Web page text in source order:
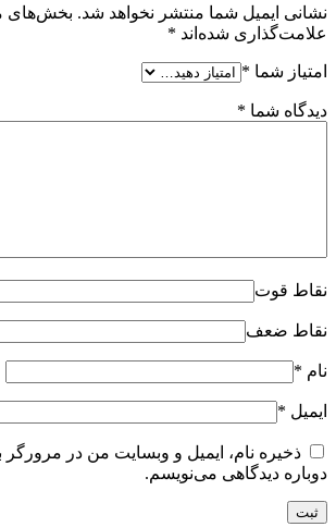
نشانی ایمیل شما منتشر نخواهد شد. بخش‌های
علامت‌گذاری شده‌اند *
امتیاز شما *
دیدگاه شما *
نقاط قوت
نقاط ضعف
نام *
ایمیل *
ذخیره نام، ایمیل و وبسایت من در مرورگر
دوباره دیدگاهی می‌نویسم.